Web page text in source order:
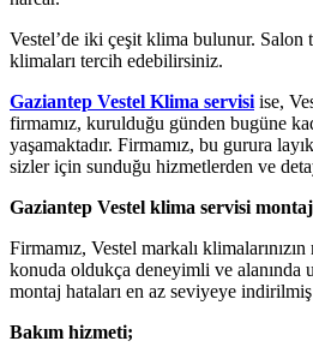
Vestel’de iki çeşit klima bulunur. Salon
klimaları tercih edebilirsiniz.
Gaziantep Vestel Klima servisi ise,
firmamız, kurulduğu günden bugüne
yaşamaktadır. Firmamız, bu gurura
sizler için sunduğu hizmetlerden ve
Gaziantep Vestel klima servisi
Firmamız, Vestel markalı
konuda oldukça deneyimli ve alanında
montaj hataları en az seviyeye
Bakım hizmeti;